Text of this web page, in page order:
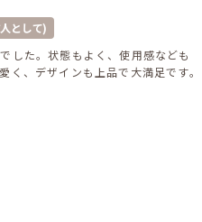
として)
した。状態もよく、使用感なども
く、デザインも上品で大満足です。